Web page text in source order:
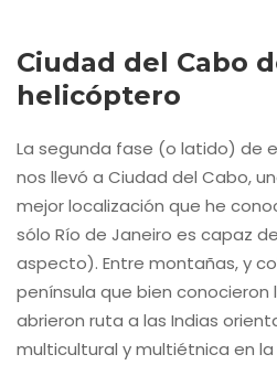
Ciudad del Cabo
helicóptero
La segunda fase (o latido) de
nos llevó a Ciudad del Cabo,
mejor localización que he
sólo Río de Janeiro es capaz
aspecto). Entre montañas, y
península que bien
abrieron ruta a las Indias
multicultural y multiétnica en